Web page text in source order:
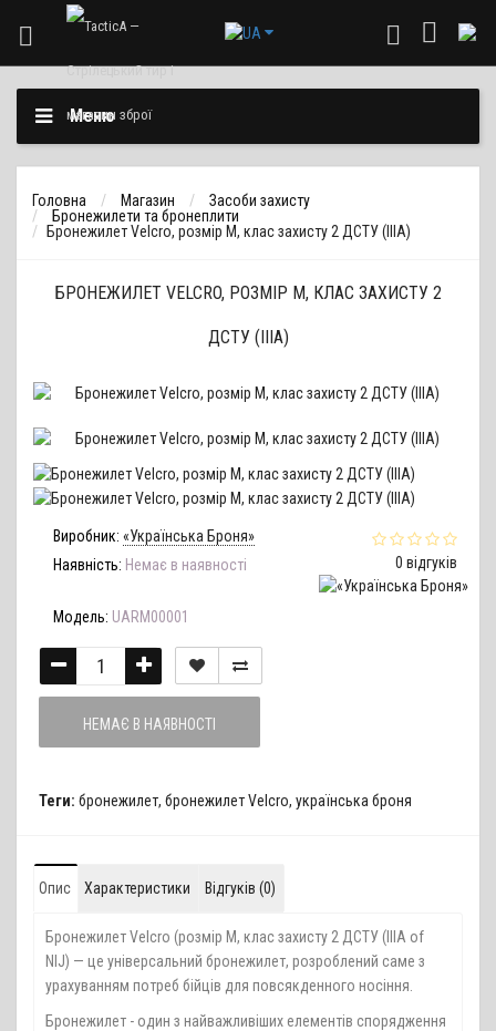
Меню
Головна Магазин
Засоби захисту
Бронежилети та бронеплити
Бронежилет Velcro, розмір М, клас захисту 2 ДСТУ (IIIA)
БРОНЕЖИЛЕТ VELCRO, РОЗМІР М, КЛАС ЗАХИСТУ 2
ДСТУ (IIIA)
0 відгуків
Виробник: «Українська Броня»
Наявність: Немає в наявності
Модель: UARM00001
НЕМАЄ В НАЯВНОСТІ
Теги: бронежилет, бронежилет Velcro, українська броня
Опис Характеристики Відгуків (0)
Бронежилет Velcro (розмір М, клас захисту 2 ДСТУ (IIIA of
NIJ) — це універсальний бронежилет, розроблений саме з
урахуванням потреб бійців для повсякденного носіння.
Бронежилет - один з найважливіших елементів спорядження